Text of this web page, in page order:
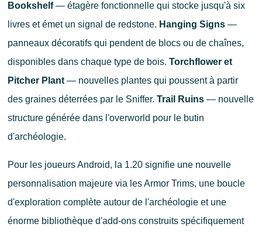
Bookshelf— étagère fonctionnelle qui stocke jusqu'à six
livres et émet un signal de redstone. Hanging Signs—
panneaux décoratifs qui pendent de blocs ou de chaînes,
disponibles dans chaque type de bois. Torchflower et
Pitcher Plant— nouvelles plantes qui poussent à partir
des graines déterrées par le Sniffer. Trail Ruins— nouvelle
structure générée dans l'overworld pour le butin
d'archéologie.
Pour les joueurs Android, la 1.20 signifie une nouvelle
personnalisation majeure via les Armor Trims, une boucle
d'exploration complète autour de l'archéologie et une
énorme bibliothèque d'add-ons construits spécifiquement